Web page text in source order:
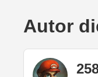
Autor